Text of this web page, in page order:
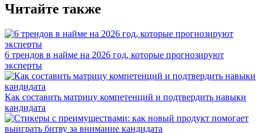
Читайте также
6 трендов в найме на 2026 год, которые прогнозируют
эксперты
Как составить матрицу компетенций и подтвердить навыки
кандидата